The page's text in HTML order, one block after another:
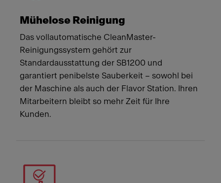
Mühelose Reinigung
Das vollautomatische CleanMaster-
Reinigungssystem gehört zur
Standardausstattung der SB1200 und
garantiert penibelste Sauberkeit – sowohl bei
der Maschine als auch der Flavor Station. Ihren
Mitarbeitern bleibt so mehr Zeit für Ihre
Kunden.